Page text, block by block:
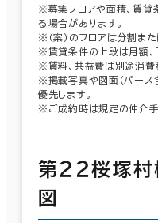
※募集フロアや面積、賃貸
る場合があります。
※（案）のフロアは分割ま
※賃貸条件の上段は月額、
※賃料、共益費は別途消費
※掲載写真や図面（パース
優先します。
※ご成約時は規定の仲介手
第２２桜塚
図